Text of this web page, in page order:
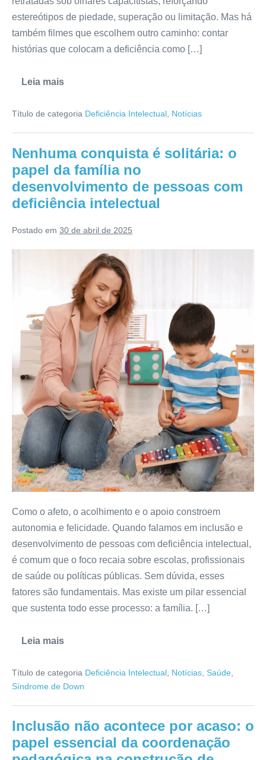
estereótipos de piedade, superação ou limitação. Mas há
também filmes que escolhem outro caminho: contar
histórias que colocam a deficiência como […]
Leia mais
Título de categoria Deficiência Intelectual Notícias
Nenhuma conquista é solitária: o
papel da família no
desenvolvimento de pessoas com
deficiência intelectual
Postado em 30 de abril de 2025
Como o afeto, o acolhimento e o apoio constroem
autonomia e felicidade. Quando falamos em inclusão e
desenvolvimento de pessoas com deficiência intelectual,
é comum que o foco recaia sobre escolas, profissionais
de saúde ou políticas públicas. Sem dúvida, esses
fatores são fundamentais. Mas existe um pilar essencial
que sustenta todo esse processo: a família. […]
Leia mais
Título de categoria Deficiência Intelectual Notícias Saúde
Síndrome de Down
Inclusão não acontece por acaso: o
papel essencial da coordenação